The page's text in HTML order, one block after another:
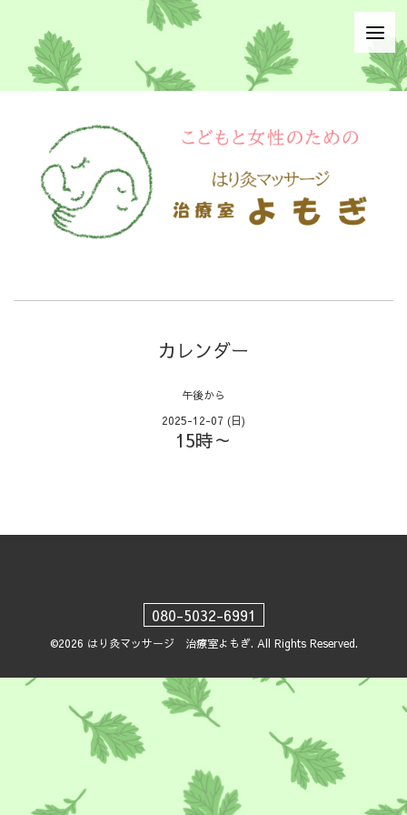
カレンダー
午後から
2025-12-07 (日)
15時～
080-5032-6991
©2026 はり灸マッサージ 治療室よもぎ. All Rights Reserved.